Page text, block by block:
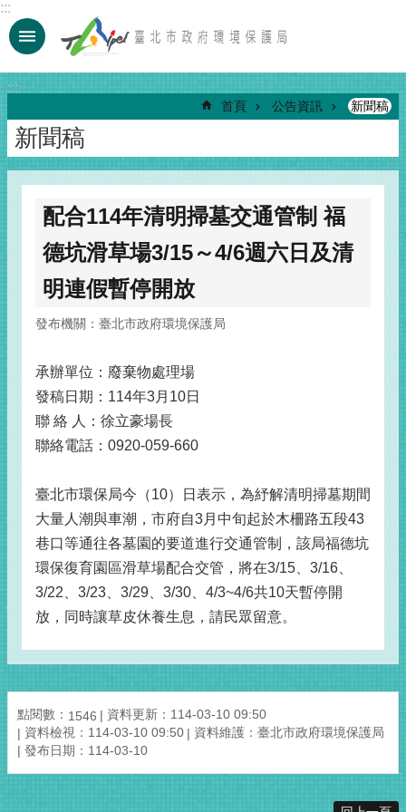
跳到主要內容區塊
:::
:::
首頁 公告資訊 新聞稿
新聞稿
配合114年清明掃墓交通管制 福
德坑滑草場3/15～4/6週六日及清
明連假暫停開放
發布機關：臺北市政府環境保護局
承辦單位：廢棄物處理場
發稿日期：114年3月10日
聯 絡 人：徐立豪場長
聯絡電話：0920-059-660
臺北市環保局今（10）日表示，為紓解清明掃墓期間
大量人潮與車潮，市府自3月中旬起於木柵路五段43
巷口等通往各墓園的要道進行交通管制，該局福德坑
環保復育園區滑草場配合交管，將在3/15、3/16、
3/22、3/23、3/29、3/30、4/3~4/6共10天暫停開
放，同時讓草皮休養生息，請民眾留意。
點閱數： 1546
資料更新：114-03-10 09:50
資料檢視：114-03-10 09:50
資料維護：臺北市政府環境保護局
發布日期：114-03-10